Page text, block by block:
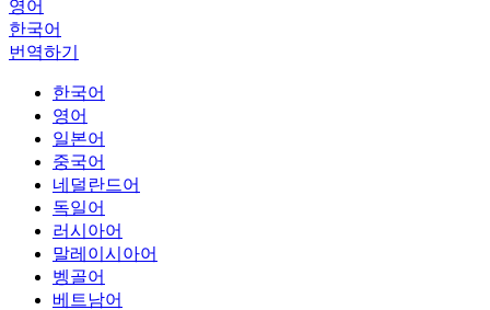
영어
한국어
번역하기
한국어
영어
일본어
중국어
네덜란드어
독일어
러시아어
말레이시아어
벵골어
베트남어